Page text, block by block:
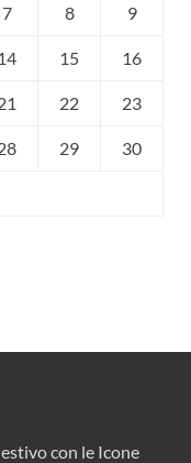
7 8 9
14 15 16
22 23
29 30
con le Icone